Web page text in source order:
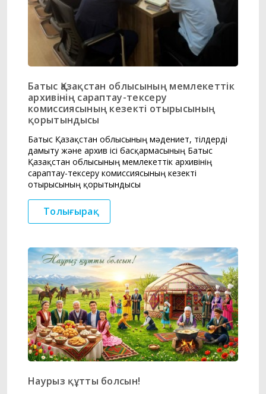
Батыс Қазақстан облысының мемлекеттік
архивінің сараптау-тексеру
комиссиясының кезекті отырысының
қорытындысы
Батыс Қазақстан облысының мәдениет, тілдерді
дамыту және архив ісі басқармасының Батыс
Қазақстан облысының мемлекеттік архивінің
сараптау-тексеру комиссиясының кезекті
отырысының қорытындысы
Толығырақ
Наурыз құтты болсын!